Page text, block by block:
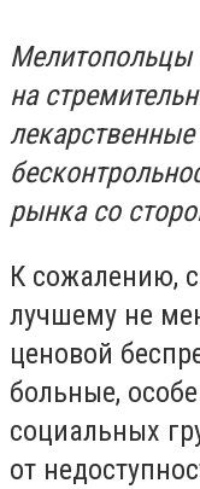
Мелитопольцы
на
рынка со
К сожалению,
лучшему не
ценовой
больные,
социальных
от